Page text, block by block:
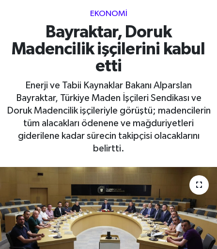
EKONOMI
Bayraktar, Doruk
Madencilik işçilerini kabul
etti
Enerji ve Tabii Kaynaklar Bakanı Alparslan
Bayraktar, Türkiye Maden İşçileri Sendikası ve
Doruk Madencilik işçileriyle görüştü; madencilerin
tüm alacakları ödenene ve mağduriyetleri
giderilene kadar sürecin takipçisi olacaklarını
belirtti.